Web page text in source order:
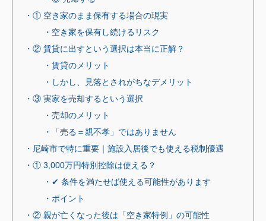
・① 空き家のまま保有する場合の現実
・空き家を保有し続けるリスク
・② 賃貸に出すという選択は本当に正解？
・賃貸のメリット
・しかし、見落とされがちなデメリット
・③ 実家を売却するという選択
・売却のメリット
・「売る＝親不孝」ではありません
・尼崎市で特に重要｜施設入居後でも使える税制優遇
・① 3,000万円特別控除は使える？
・✔ 条件を満たせば使える可能性があります
・ポイント
・② 親が亡くなった後は「空き家特例」の可能性